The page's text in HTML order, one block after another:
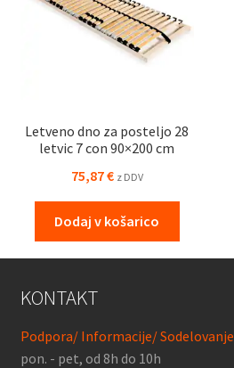
Letveno dno za posteljo 28
letvic 7 con 90×200 cm
75,87€ z DDV
Dodaj v košarico
KONTAKT
Podpora/ Informacije/ Sodelovanje
pon. - pet, od 8h do 10h